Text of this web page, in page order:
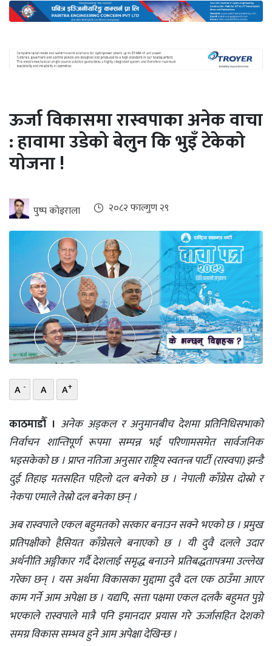
ऊर्जा
दक्षता
खबर
हरित
हाइड्रोजन
सम्पादकीय
बैंक
भिडियो
छापा
खोज
ऊर्जा
विशेष
ऊर्जा विकासमा रास्वपाका अनेक वाचा
: हावामा उडेको बेलुन कि भुइँ टेकेको
योजना !
पुष्प काेइराला २०८२ फाल्गुण २९
A - A A+
काठमाडौँ । अनेक अड्कल र अनुमानबीच देशमा प्रतिनिधिसभाको
निर्वाचन शान्तिपूर्ण रूपमा सम्पन्न भई परिणामसमेत सार्वजनिक
भइसकेको छ । प्राप्त नतिजा अनुसार राष्ट्रिय स्वतन्त्र पार्टी (रास्वपा) झन्डै
दुई तिहाइ मतसहित पहिलो दल बनेको छ । नेपाली काँग्रेस दोस्रो र
नेकपा एमाले तेस्रो दल बनेका छन् ।
अब रास्वपाले एकल बहुमतको सरकार बनाउन सक्ने भएको छ । प्रमुख
प्रतिपक्षीको हैसियत काँग्रेसले बनाएको छ । यी दुवै दलले उदार
अर्थनीति अङ्गीकार गर्दै देशलाई समृद्ध बनाउने प्रतिबद्धतापत्रमा उल्लेख
गरेका छन् । यस अर्थमा विकासका मुद्दामा दुवै दल एक ठाउँमा आएर
काम गर्ने आम अपेक्षा छ । यद्यपि, सत्ता पक्षमा एकल दलकै बहुमत पुग्ने
भएकाले रास्वपाले मात्रै पनि इमानदार प्रयास गरे ऊर्जासहित देशको
समग्र विकास सम्भव हुने आम अपेक्षा देखिन्छ ।